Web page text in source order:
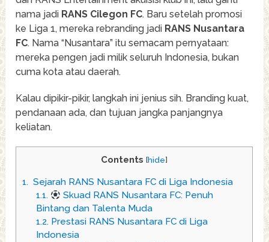
nama jadi RANS Cilegon FC. Baru setelah promosi
ke Liga 1, mereka rebranding jadi RANS Nusantara
FC. Nama “Nusantara” itu semacam pernyataan:
mereka pengen jadi milik seluruh Indonesia, bukan
cuma kota atau daerah.
Kalau dipikir-pikir, langkah ini jenius sih. Branding kuat,
pendanaan ada, dan tujuan jangka panjangnya
keliatan.
Contents [hide]
1. ️ Sejarah RANS Nusantara FC di Liga Indonesia
1.1.
Skuad RANS Nusantara FC: Penuh
Bintang dan Talenta Muda
1.2.Prestasi RANS Nusantara FC di Liga
Indonesia